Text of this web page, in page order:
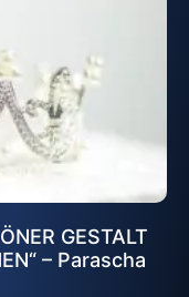
GESTALT
– Parascha